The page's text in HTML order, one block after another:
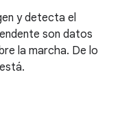
y detecta el
son datos
la marcha. De lo